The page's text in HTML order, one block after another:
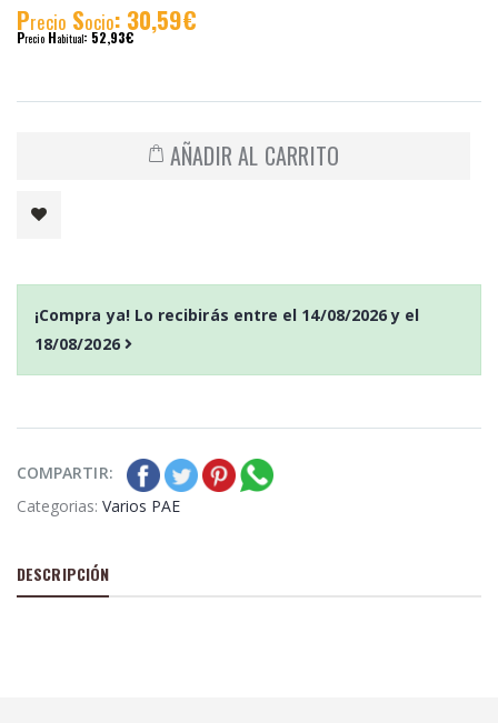
Precio Socio: 30,59€
Precio Habitual: 52,93€
AÑADIR AL CARRITO
¡Compra ya! Lo recibirás entre el 14/08/2026y el
18/08/2026
COMPARTIR:
Categorias: Varios PAE
DESCRIPCIÓN